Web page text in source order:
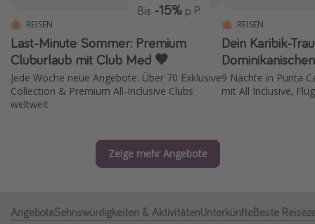
Kefalonia Urlaub
Krabi Urlaub
Tulum Urlaub
Sri Lanka Rundreise
Wellnessurlaub
REISEN
Last-Minute Sommer: Premium
Cluburlaub mit Club Med 🧡
Jede Woche neue Angebote: Über 70 Exklusive
Collection & Premium All-Inclusive Clubs
weltweit
Bis -15% p. P.
REISEN
Dein Karibik-
9 Nächte in Punta
mit All Inclusive,
Zeige mehr Angebote
AngeboteSehnswürdigkeiten & AktivitätenUnterkünfteBeste